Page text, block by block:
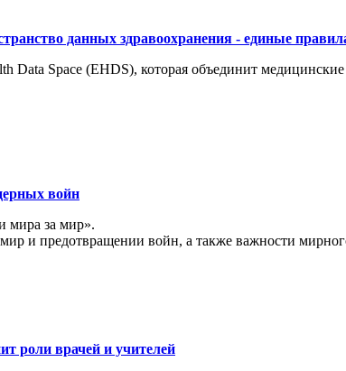
данных здравоохранения - единые
Data Space (EHDS), которая объединит
войн
мира за мир».
и предотвращении войн, а также важности
роли врачей и учителей